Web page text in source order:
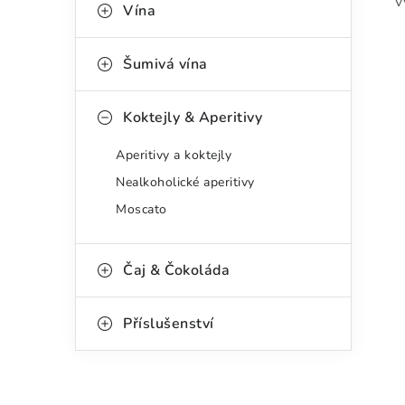
r
n
a
e
l
o
i
Vína
Šumivá vína
Koktejly & Aperitivy
Aperitivy a koktejly
Nealkoholické aperitivy
Moscato
Čaj & Čokoláda
Příslušenství